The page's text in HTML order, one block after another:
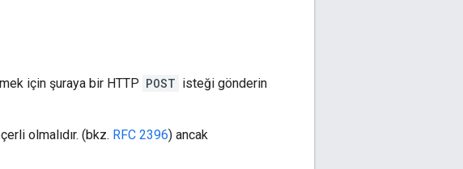
için şuraya bir HTTP POST isteği gönderin
olmalıdır. (bkz. RFC 2396) ancak